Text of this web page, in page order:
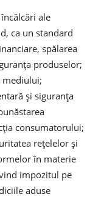
ale
ca un standard
spălarea
produselor;
mediului;
şi siguranţa
consumatorului;
reţelelor şi
în materie
impozitul pe
aduse